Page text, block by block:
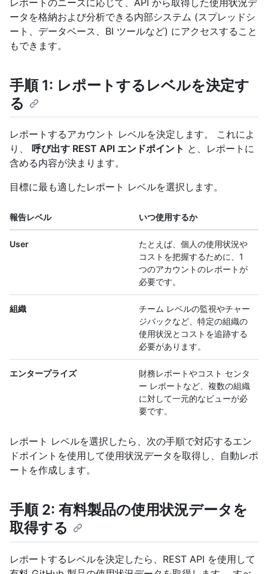
レポートのニーズに応じて、API から取得した使用状況デ
ータを格納および分析できる内部システム (スプレッドシ
ート、データベース、BI ツールなど) にアクセスすること
もできます。
手順 1: レポートするレベルを決定す
る
レポートするアカウント レベルを決定します。 これによ
り、 呼び出す REST API エンドポイント と、レポートに
含める内容が決まります。
目標に最も適したレポート レベルを選択します。
報告レベル いつ使用するか
User
たとえば、個人の使用状況や
コストを把握するために、1
つのアカウントのレポートが
必要です。
組織
チーム レベルの監視やチャー
ジバックなど、特定の組織の
使用状況とコストを追跡する
必要があります。
エンタープライズ
財務レポートやコスト センタ
ー レポートなど、複数の組織
に対して一元的なビューが必
要です。
レポート レベルを選択したら、次の手順で対応するエン
ドポイントを使用して使用状況データを取得し、自動レポ
ートを作成します。
手順 2: 有料製品の使用状況データを
取得する
レポートするレベルを決定したら、REST API を使用して